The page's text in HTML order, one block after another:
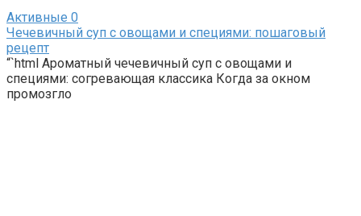
Активные 0
Чечевичный суп с овощами и специями: пошаговый
рецепт
“`html Ароматный чечевичный суп с овощами и
специями: согревающая классика Когда за окном
промозгло